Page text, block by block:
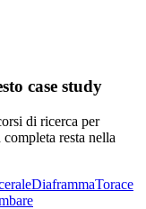
case study
di ricerca per
resta nella
DiaframmaTorace